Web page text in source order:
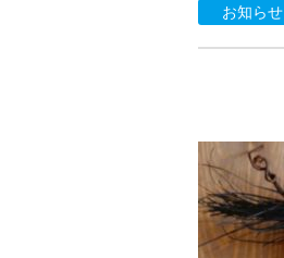
お知らせ